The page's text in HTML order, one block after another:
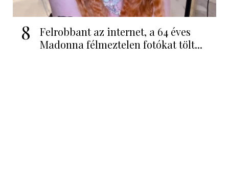
8
Felrobbant az internet, a 64 éves
Madonna félmeztelen fotókat tölt...